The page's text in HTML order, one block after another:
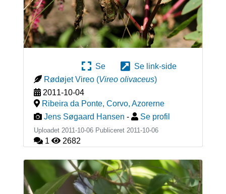
Se
Se link-side
Rødøjet Vireo (Vireo olivaceus)
2011-10-04
Ribeira da Ponte, Corvo, Azorerne
Jens Søgaard Hansen - Se profil
Uploadet 2011-10-06 Publiceret 2011-10-06
1 2682